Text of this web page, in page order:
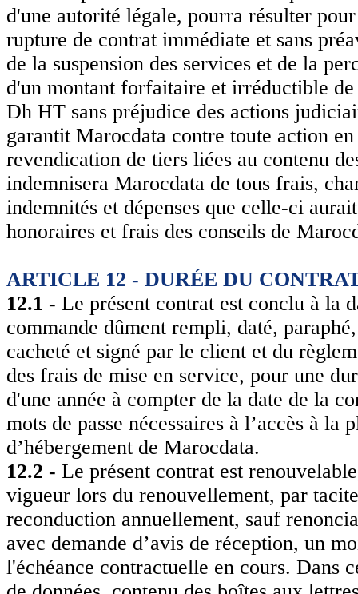
d'une autorité légale, pourra résulter
rupture de contrat immédiate et sans
de la suspension des services et de la
d'un montant forfaitaire et irréductible
Dh HT sans préjudice des actions
garantit Marocdata contre toute action en
revendication de tiers liées au contenu
indemnisera Marocdata de tous frais,
indemnités et dépenses que celle-ci
honoraires et frais des conseils de
ARTICLE 12 - DURÉE DU
12.1 - Le présent contrat est conclu à la
commande dûment rempli, daté, paraphé,
cacheté et signé par le client et du
des frais de mise en service, pour une
d'une année à compter de la date de la
mots de passe nécessaires à l’accès à la
d’hébergement de Marocdata.
12.2 - Le présent contrat est
vigueur lors du renouvellement, par tacite
reconduction annuellement, sauf
avec demande d’avis de réception, un
l'échéance contractuelle en cours. Dans